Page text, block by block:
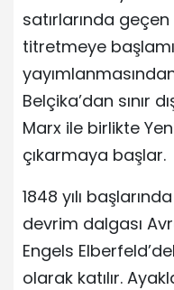
satırlarında geçen
titretmeye
Belçika’dan sınır
Marx ile birlikte
çıkarmaya başlar.
1848 yılı
devrim dalgası
Engels
olarak katılır.